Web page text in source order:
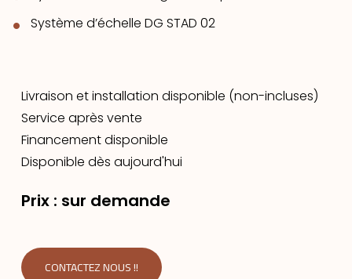
Système d’échelle DG STAD 02
Livraison et installation disponible (non-incluses)
Service après vente
Financement disponible
Disponible dès aujourd'hui
Prix : sur demande
CONTACTEZ NOUS !!